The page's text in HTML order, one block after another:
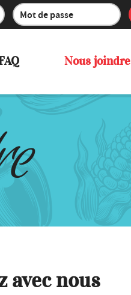
Nous joindre
avec nous